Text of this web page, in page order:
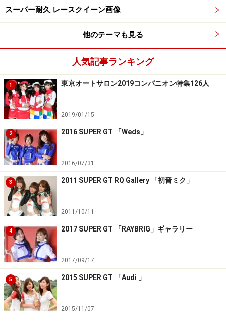
スーパー耐久 レースクイーン画像
他のテーマも見る
人気記事ランキング
1 東京オートサロン2019コンパニオン特集126人
2019/01/15
2 2016 SUPER GT 「Weds」
2016/07/31
3 2011 SUPER GT RQ Gallery 「初音ミク」
2011/10/11
4 2017 SUPER GT 「RAYBRIG」ギャラリー
2017/09/17
5 2015 SUPER GT 「Audi 」
2015/11/07